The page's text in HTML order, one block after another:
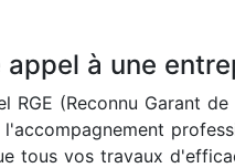
à une
RGE (Reconnu Garant
tous vos travaux